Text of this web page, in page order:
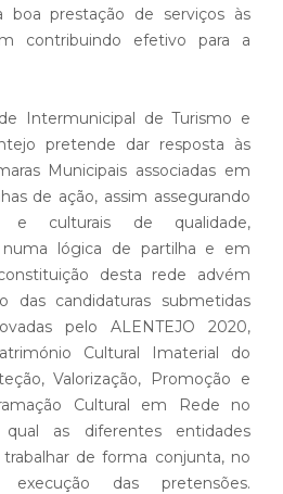
prestação de serviços às
contribuindo efetivo para a
Intermunicipal de Turismo e
pretende dar resposta às
Municipais associadas em
de ação, assim assegurando
e culturais de qualidade,
numa lógica de partilha e em
desta rede advém
das candidaturas submetidas
pelo ALENTEJO 2020,
Cultural Imaterial do
Valorização, Promoção e
Cultural em Rede no
as diferentes entidades
de forma conjunta, no
execução das pretensões.